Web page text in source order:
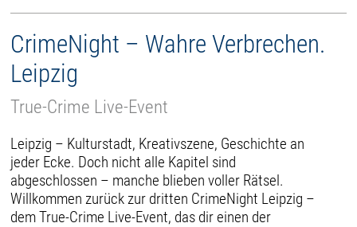
CrimeNight – Wahre Verbrechen.
Leipzig
True-Crime Live-Event
Leipzig – Kulturstadt, Kreativszene, Geschichte an
jeder Ecke. Doch nicht alle Kapitel sind
abgeschlossen – manche blieben voller Rätsel.
Willkommen zurück zur dritten CrimeNight Leipzig –
dem True-Crime Live-Event, das dir einen der